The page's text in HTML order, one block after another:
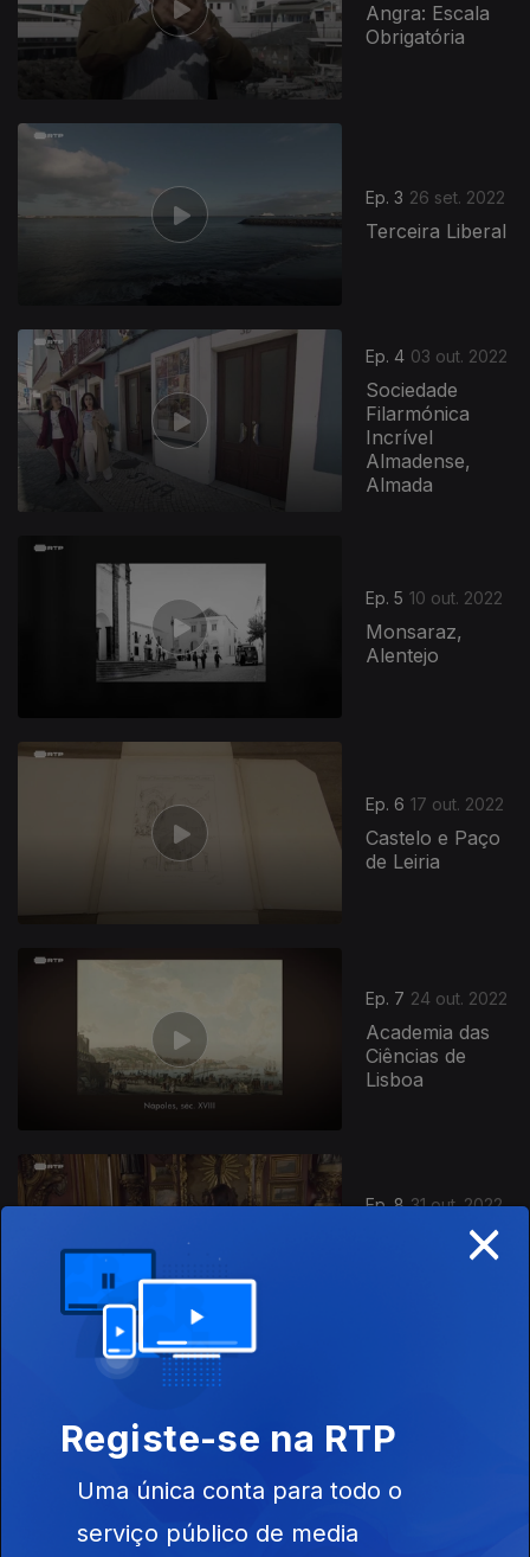
Angra: Escala
Obrigatória
Ep. 3 26 set. 2022
Terceira Liberal
Ep. 4 03 out. 2022
Sociedade
Filarmónica
Incrível
Almadense,
Almada
Ep. 5 10 out. 2022
Monsaraz,
Alentejo
Ep. 6 17 out. 2022
Castelo e Paço
de Leiria
Ep. 7 24 out. 2022
Academia das
Ciências de
Lisboa
Ep. 8 31 out. 2022
Casa-Museu
Fernando de
Núcleo
Arqueológico
da Rua dos
Correeiros
×
Registe-se na RTP
Uma única conta para todo o
serviço público de media